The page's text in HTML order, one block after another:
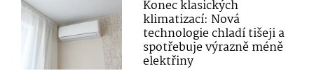
Konec klasických
klimatizací: Nová
technologie chladí tišeji a
spotřebuje výrazně méně
elektřiny